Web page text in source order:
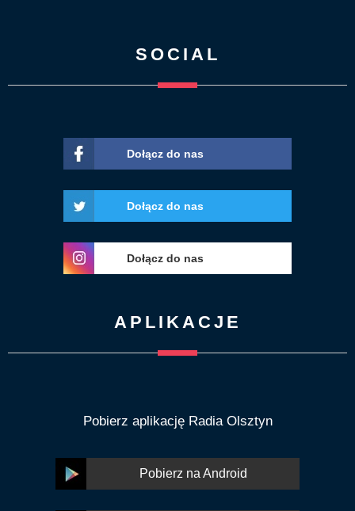
SOCIAL
Dołącz do nas
Dołącz do nas
Dołącz do nas
APLIKACJE
Pobierz aplikację Radia Olsztyn
Pobierz na Android